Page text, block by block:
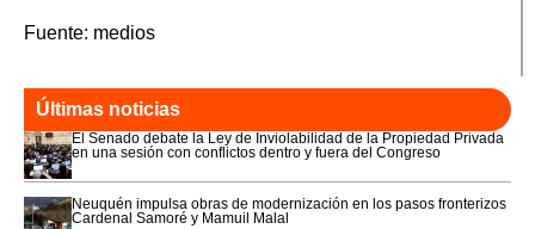
Fuente: medios
Últimas noticias
El Senado debate la Ley de Inviolabilidad de la Propiedad Privada
en una sesión con conflictos dentro y fuera del Congreso
Neuquén impulsa obras de modernización en los pasos fronterizos
Cardenal Samoré y Mamuil Malal